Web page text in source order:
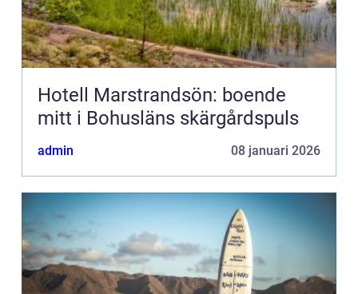
Hotell Marstrandsön: boende
mitt i Bohusläns skärgårdspuls
admin 08 januari 2026